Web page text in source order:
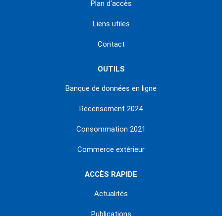
Plan d'accès
Liens utiles
Contact
OUTILS
Banque de données en ligne
Recensement 2024
Consommation 2021
Commerce extérieur
ACCÈS RAPIDE
Actualités
Publications